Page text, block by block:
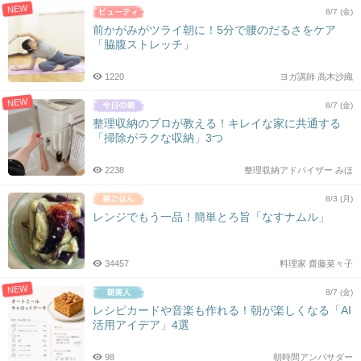
NEW 8/7 (金)
前かがみがツライ朝に！5分で腰のだるさをケア
「脇腹ストレッチ」
ヨガ講師 高木沙織
1220
NEW 8/7 (金)
整理収納のプロが教える！キレイな家に共通する
「掃除がラクな収納」3つ
整理収納アドバイザー みほ
2238
8/3 (月)
レンジでもう一品！簡単とろ旨「なすナムル」
料理家 齋藤菜々子
34457
NEW 8/7 (金)
レシピカードや音楽も作れる！朝が楽しくなる「AI
活用アイデア」4選
朝時間アンバサダー
98